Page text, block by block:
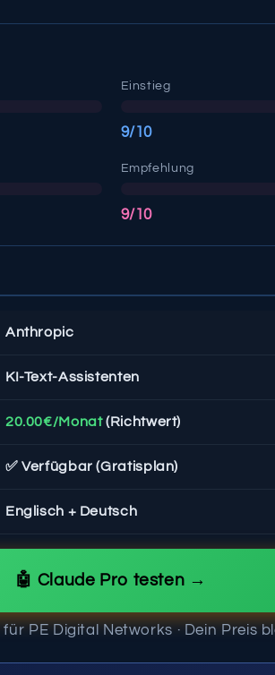
Einstieg
9/10
Empfehlung
9/10
Anthropic
KI-Text-Assistenten
20.00€/Monat(Richtwert)
✅ Verfügbar (Gratisplan)
Englisch + Deutsch
🤖 Claude Pro testen →
für PE Digital Networks · Dein Preis